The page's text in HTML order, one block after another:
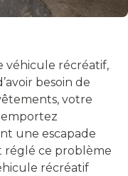
véhicule récréatif,
besoin de
votre
une escapade
réglé ce problème
récréatif